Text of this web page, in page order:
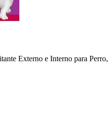
Externo e Interno para Perro,